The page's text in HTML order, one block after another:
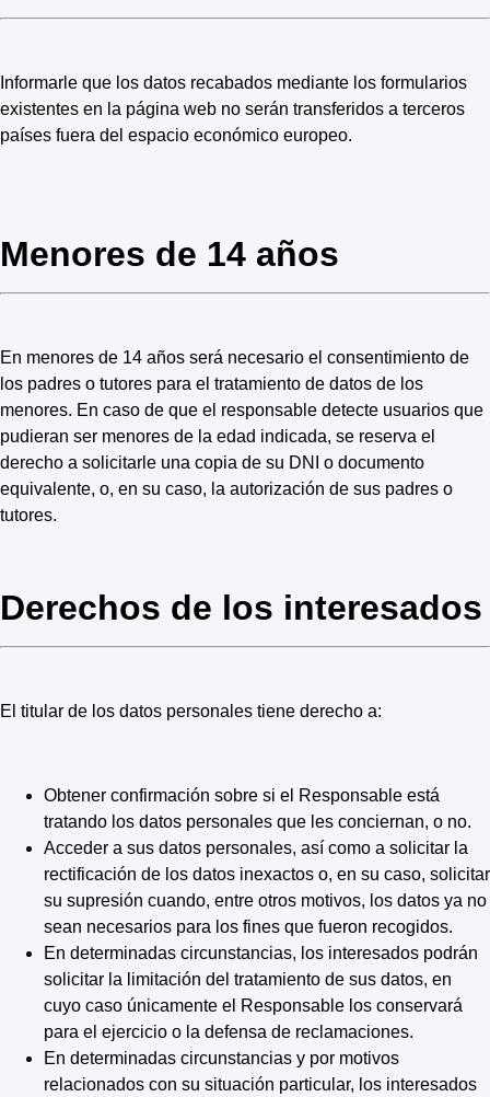
Informarle que los datos recabados mediante los formularios
existentes en la página web no serán transferidos a terceros
países fuera del espacio económico europeo.
Menores de 14 años
En menores de 14 años será necesario el consentimiento de
los padres o tutores para el tratamiento de datos de los
menores. En caso de que el responsable detecte usuarios que
pudieran ser menores de la edad indicada, se reserva el
derecho a solicitarle una copia de su DNI o documento
equivalente, o, en su caso, la autorización de sus padres o
tutores.
Derechos de los interesados
El titular de los datos personales tiene derecho a:
Obtener confirmación sobre si el Responsable está
tratando los datos personales que les conciernan, o no.
Acceder a sus datos personales, así como a solicitar la
rectificación de los datos inexactos o, en su caso, solicitar
su supresión cuando, entre otros motivos, los datos ya no
sean necesarios para los fines que fueron recogidos.
En determinadas circunstancias, los interesados podrán
solicitar la limitación del tratamiento de sus datos, en
cuyo caso únicamente el Responsable los conservará
para el ejercicio o la defensa de reclamaciones.
En determinadas circunstancias y por motivos
relacionados con su situación particular, los interesados